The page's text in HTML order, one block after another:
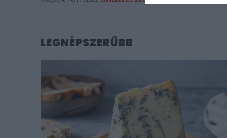
LEGNÉPSZERŰBB